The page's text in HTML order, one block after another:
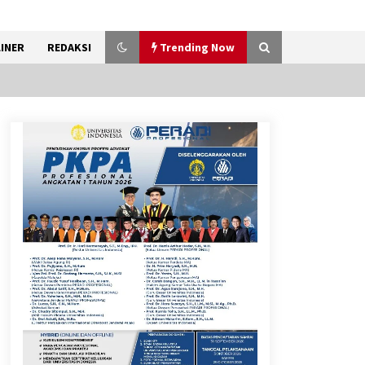
REDAKSI Trending Now
Timnas Indonesia Diharapkan
Bangkit Usai Takluk dari
Vietnam di Piala AFF 2026
8 Agustus 2026
12 Coklat Terbaik dan Enak di
Pasaran
8 Agustus 2026
Festival Lembah Baliem